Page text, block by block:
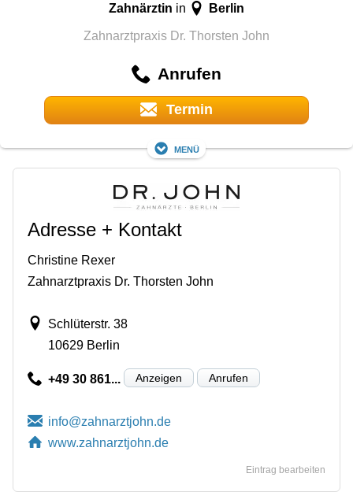
Zahnärztin in Berlin
Zahnarztpraxis Dr. Thorsten John
Anrufen
Termin
Menü
Adresse + Kontakt
Christine Rexer
Zahnarztpraxis Dr. Thorsten John
Schlüterstr. 38
10629 Berlin
+49 30 861... Anzeigen Anrufen
www.zahnarztjohn.de
Eintrag bearbeiten